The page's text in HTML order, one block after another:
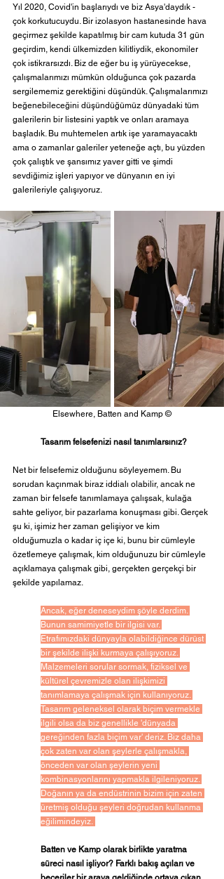
Yıl 2020, Covid'in başlarıydı ve biz Asya'daydık -
çok korkutucuydu. Bir izolasyon hastanesinde hava
geçirmez şekilde kapatılmış bir cam kutuda 31 gün
geçirdim, kendi ülkemizden kilitliydik, ekonomiler
çok istikrarsızdı. Biz de eğer bu iş yürüyecekse,
çalışmalarımızı mümkün olduğunca çok pazarda
sergilememiz gerektiğini düşündük. Çalışmalarımızı
beğenebileceğini düşündüğümüz dünyadaki tüm
galerilerin bir listesini yaptık ve onları aramaya
başladık. Bu muhtemelen artık işe yaramayacaktı
ama o zamanlar galeriler yeteneğe açtı, bu yüzden
çok çalıştık ve şansımız yaver gitti ve şimdi
sevdiğimiz işleri yapıyor ve dünyanın en iyi
galerileriyle çalışıyoruz.
Elsewhere, Batten and Kamp ©
Tasarım felsefenizi nasıl tanımlarsınız?
Net bir felsefemiz olduğunu söyleyemem. Bu
sorudan kaçınmak biraz iddialı olabilir, ancak ne
zaman bir felsefe tanımlamaya çalışsak, kulağa
sahte geliyor, bir pazarlama konuşması gibi. Gerçek
şu ki, işimiz her zaman gelişiyor ve kim
olduğumuzla o kadar iç içe ki, bunu bir cümleyle
özetlemeye çalışmak, kim olduğunuzu bir cümleyle
açıklamaya çalışmak gibi, gerçekten gerçekçi bir
şekilde yapılamaz.
Ancak, eğer deneseydim şöyle derdim.
Bunun samimiyetle bir ilgisi var.
Etrafımızdaki dünyayla olabildiğince dürüst
bir şekilde ilişki kurmaya çalışıyoruz.
Malzemeleri sorular sormak, fiziksel ve
kültürel çevremizle olan ilişkimizi
tanımlamaya çalışmak için kullanıyoruz.
Tasarım geleneksel olarak biçim vermekle
ilgili olsa da biz genellikle 'dünyada
gereğinden fazla biçim var' deriz. Biz daha
çok zaten var olan şeylerle çalışmakla,
önceden var olan şeylerin yeni
kombinasyonlarını yapmakla ilgileniyoruz.
Doğanın ya da endüstrinin bizim için zaten
üretmiş olduğu şeyleri doğrudan kullanma
eğilimindeyiz.
Batten ve Kamp olarak birlikte yaratma
süreci nasıl işliyor? Farklı bakış açıları ve